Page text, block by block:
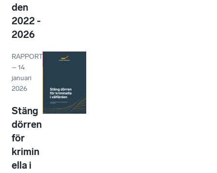
den
2022 -
2026
RAPPORT
–14
januari
2026
Stäng
dörren
för
krimin
ella i